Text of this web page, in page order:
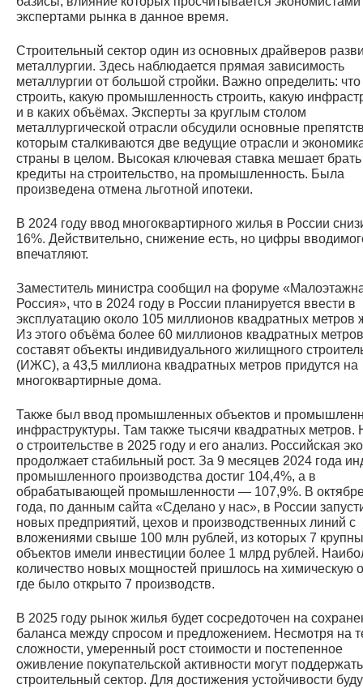
экспертами рынка в данное время.
Строительный сектор один из основных драйверов
металлургии. Здесь наблюдается прямая зависимость
металлургии от большой стройки. Важно определить: что
строить, какую промышленность строить, какую
и в каких объёмах. Эксперты за круглым столом
металлургической отрасли обсудили основные
которым сталкиваются две ведущие отрасли и
страны в целом. Высокая ключевая ставка мешает брать
кредиты на строительство, на промышленность. Была
произведена отмена льготной ипотеки.
В 2024 году ввод многоквартирного жилья в России
16%. Действительно, снижение есть, но цифры
впечатляют.
Заместитель министра сообщил на форуме
Россия», что в 2024 году в России планируется ввести в
эксплуатацию около 105 миллионов квадратных метров
Из этого объёма более 60 миллионов квадратных метров
составят объекты индивидуального жилищного
(ИЖС), а 43,5 миллиона квадратных метров придутся на
многоквартирные дома.
Также был ввод промышленных объектов и
инфраструктуры. Там также тысячи квадратных метров.
о строительстве в 2025 году и его анализ. Российская
продолжает стабильный рост. За 9 месяцев 2024 года
промышленного производства достиг 104,4%, а в
обрабатывающей промышленности — 107,9%. В
года, по данным сайта «Сделано у нас», в России
новых предприятий, цехов и производственных линий с
вложениями свыше 100 млн рублей, из которых 7
объектов имели инвестиции более 1 млрд рублей.
количество новых мощностей пришлось на химическую
где было открыто 7 производств.
В 2025 году рынок жилья будет сосредоточен на
баланса между спросом и предложением. Несмотря на
сложности, умеренный рост стоимости и постепенное
оживление покупательской активности могут поддержать
строительный сектор. Для достижения устойчивости